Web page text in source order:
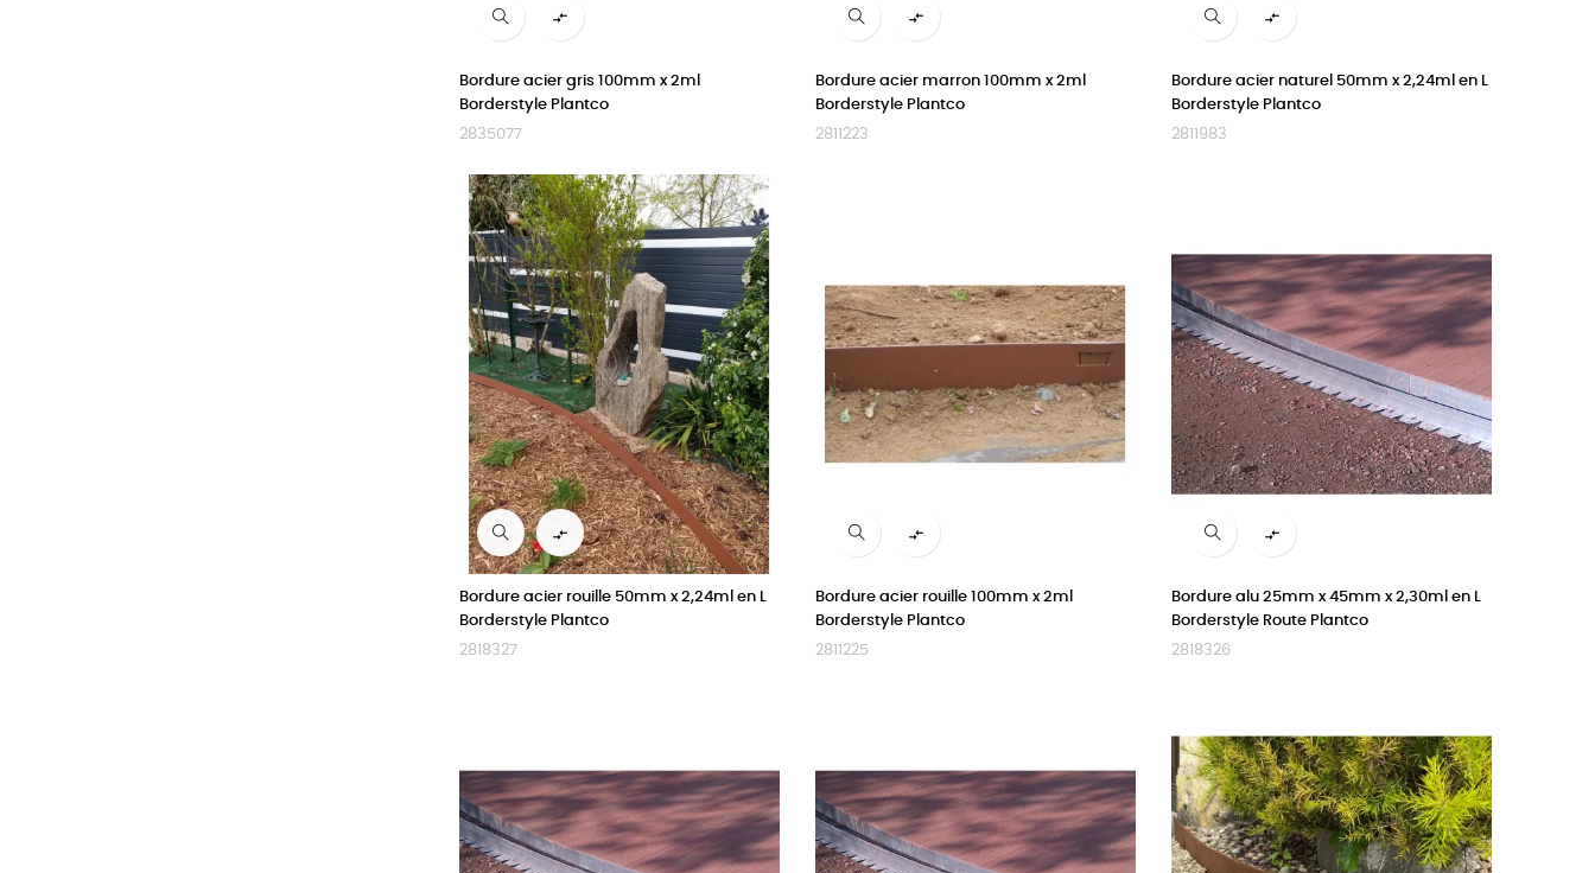

Bordure acier gris 100mm x 2ml
Borderstyle Plantco
2835077

Bordure acier marron 100mm x 2ml
Borderstyle Plantco
2811223

Bordure acier naturel 50mm x 2,24ml en L
Borderstyle Plantco
2811983

Bordure acier rouille 50mm x 2,24ml en L
Borderstyle Plantco
2818327

Bordure acier rouille 100mm x 2ml
Borderstyle Plantco
2811225

Bordure alu 25mm x 45mm x 2,30ml en L
Borderstyle Route Plantco
2818326